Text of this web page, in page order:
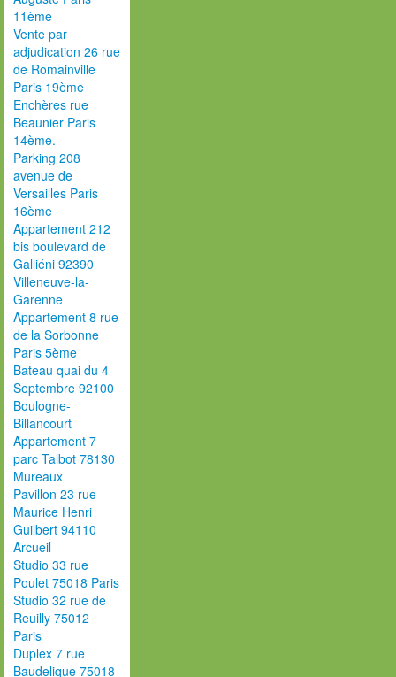
11ème
Vente par
adjudication 26 rue
de Romainville
Paris 19ème
Enchères rue
Beaunier Paris
14ème.
Parking 208
avenue de
Versailles Paris
16ème
Appartement 212
bis boulevard de
Galliéni 92390
Villeneuve-la-
Garenne
Appartement 8 rue
de la Sorbonne
Paris 5ème
Bateau quai du 4
Septembre 92100
Boulogne-
Billancourt
Appartement 7
parc Talbot 78130
Mureaux
Pavillon 23 rue
Maurice Henri
Guilbert 94110
Arcueil
Studio 33 rue
Poulet 75018 Paris
Studio 32 rue de
Reuilly 75012
Paris
Duplex 7 rue
Baudelique 75018